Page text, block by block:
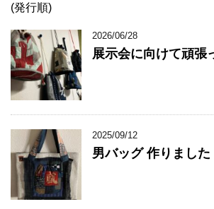
(発行順)
2026/06/28
展示会に向けて頑張
2025/09/12
男バッグ 作りまし